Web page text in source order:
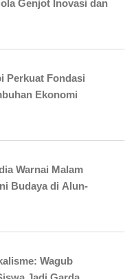
Genjot Inovasi dan
Perkuat Fondasi
Ekonomi
Warnai Malam
Budaya di Alun-
Wagub